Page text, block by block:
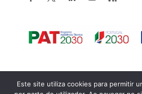
Copyright© 2022 Portugal 2020. Todos
Este site utiliza cookies para permitir